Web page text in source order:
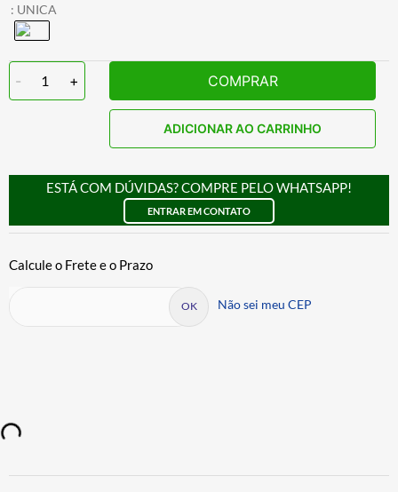
: UNICA
- 1 + COMPRAR
ADICIONAR AO CARRINHO
ESTÁ COM DÚVIDAS? COMPRE PELO WHATSAPP!
ENTRAR EM CONTATO
Não sei meu CEP